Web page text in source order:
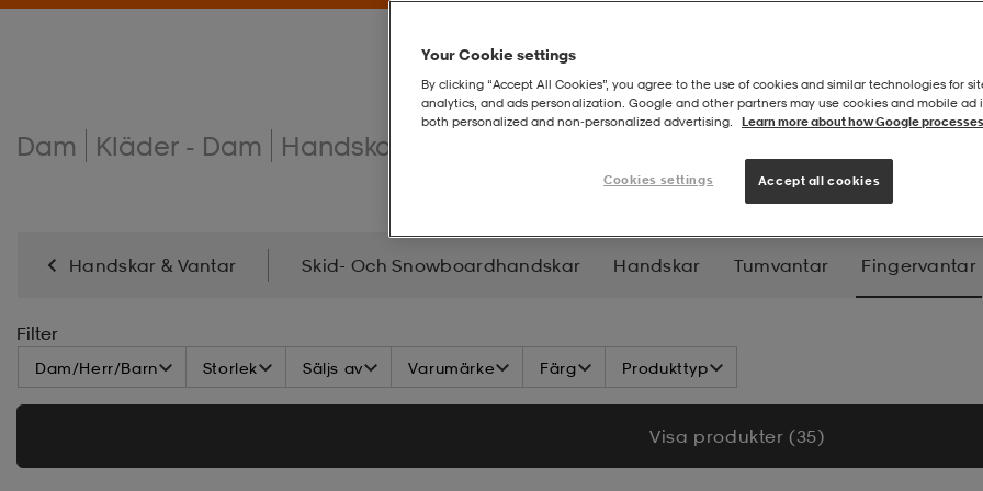
Dam Kläder - Dam Handskar & vantar - Dam
Handskar & Vantar Skid- Och Snowboardhandskar Handskar Tumvantar Fingervantar
Filter
Dam/Herr/Barn Storlek Säljs av Varumärke Färg Produkttyp
Visa produkter (35)
Your Cookie settings
By clicking “Accept All Cookies”, you agree to the use of cookies and similar technologies for
analytics, and ads personalization. Google and other partners may use cookies and mobile ad
both personalized and non‑personalized advertising.
Learn more about how Google
Cookies settings Accept all cookies